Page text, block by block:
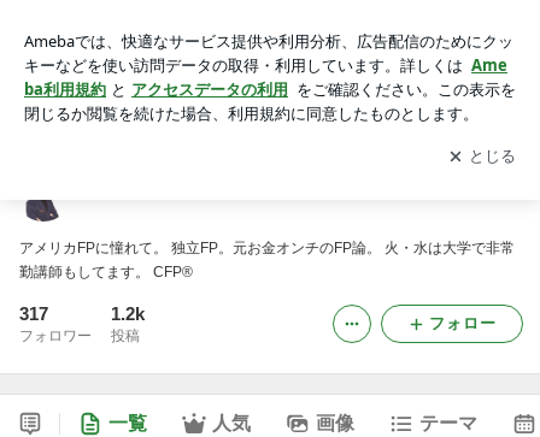
アプリをダウンロードして ブログの更新通知
を受け取りまし
ょう。
開く
アメリカFPに憧れて。 独立FP。元お金オンチのFP論。 火・水は大学で非常
勤講師もしてます。 CFP®
317
フォロワー
1.2k
投稿
フォロー
一覧 人気 画像 テーマ